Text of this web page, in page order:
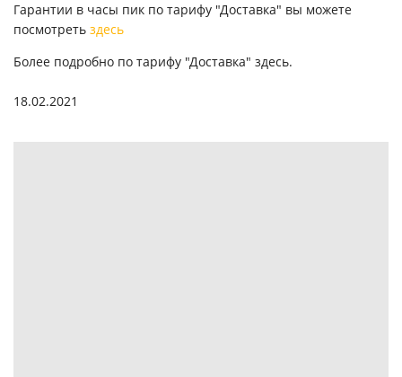
Гарантии в часы пик по тарифу "Доставка" вы можете
посмотреть здесь
Более подробно по тарифу "Доставка" здесь.
18.02.2021